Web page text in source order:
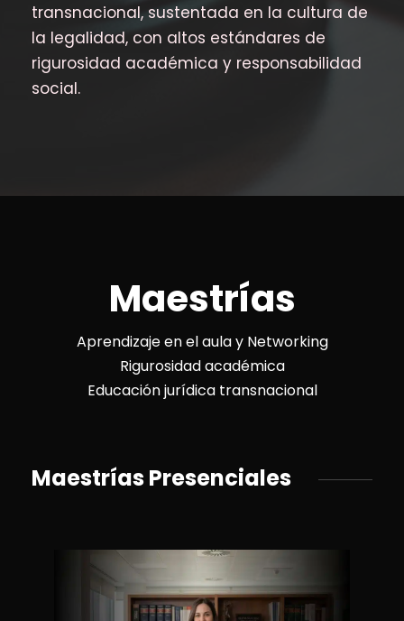
transnacional, sustentada en la cultura de
la legalidad, con altos estándares de
rigurosidad académica y responsabilidad
social.
Maestrías
Aprendizaje en el aula y Networking
Rigurosidad académica
Educación jurídica transnacional
Maestrías Presenciales